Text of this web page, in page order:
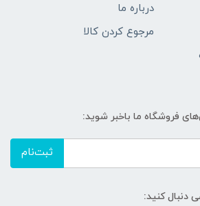
درباره ما
مرجوع کردن کالا
فروشگاه ما باخبر شوید:
ثبت‌نام
دنبال کنید: